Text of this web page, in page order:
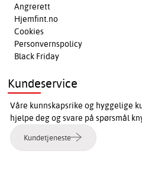
Angrerett
Hjemfint.no
Cookies
Personvernspolicy
Black Friday
Kundeservice
Våre kunnskapsrike og hyggelige
hjelpe deg og svare på spørsmål
Kundetjeneste